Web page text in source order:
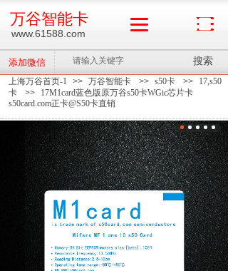
上海万谷首页-1 >> 万谷智能卡 >> s50卡 >>
17,s50
卡
>>
17M1card蓝色版原万谷s50卡WGic芯片卡
s50card.com正卡@S50卡直销
添加微信 搜索
www.61588.com
万谷智能卡